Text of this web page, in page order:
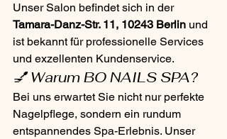
Unser Salon befindet sich in der
Tamara-Danz-Str. 11, 10243 Berlin und
ist bekannt für professionelle Services
und exzellenten Kundenservice.
💅 Warum BO NAILS SPA?
Bei uns erwartet Sie nicht nur perfekte
Nagelpflege, sondern ein rundum
entspannendes Spa-Erlebnis. Unser